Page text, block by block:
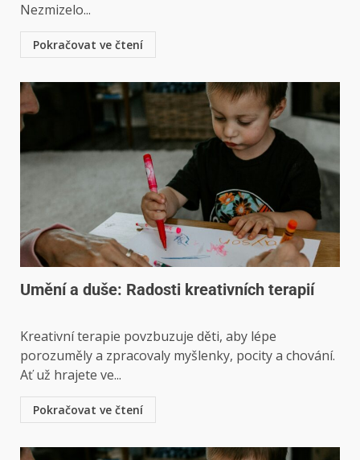
Nezmizelo...
Pokračovat ve čtení
Umění a duše: Radosti kreativních terapií
Kreativní terapie povzbuzuje děti, aby lépe
porozuměly a zpracovaly myšlenky, pocity a chování.
Ať už hrajete ve...
Pokračovat ve čtení